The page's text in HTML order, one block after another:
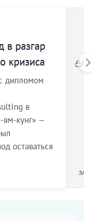
в разгар
кризиса
дипломом
в
ям-кунг» —
оставаться